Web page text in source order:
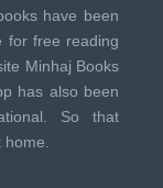
have been
for free reading
Minhaj Books
has also been
. So that